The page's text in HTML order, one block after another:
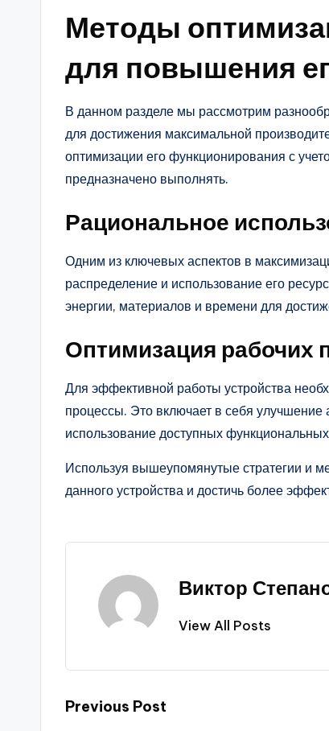
Методы
для повышения
В данном разделе мы рассмотрим
для достижения максимальной
оптимизации его функционирования с
предназначено выполнять.
Рациональное
Одним из ключевых аспектов в
распределение и использование его
энергии, материалов и времени для
Оптимизация рабочих
Для эффективной работы устройства
процессы. Это включает в себя
использование доступных
Используя вышеупомянутые стратегии и
данного устройства и достичь более
Виктор
View All Posts
Post
Previous Post